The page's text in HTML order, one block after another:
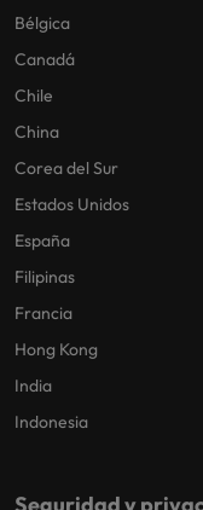
Bélgica
Canadá
Chile
China
Corea del Sur
Estados Unidos
España
Filipinas
Francia
Hong Kong
India
Indonesia